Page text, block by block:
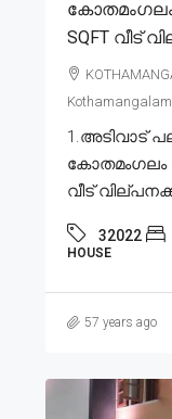
SQFT വീട്
Kothamangalam
1.അടിവാട്
കോതമംഗലം
വീട്
32022
HOUSE
57 years ago